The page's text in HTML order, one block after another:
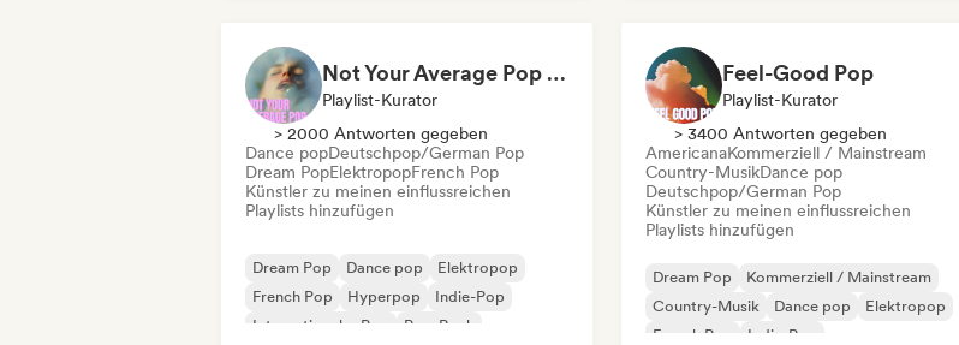
Not Your Average Pop 🛸 Art Pop, Alt-Pop & Indie Pop
Playlist-Kurator
> 2000 Antworten gegeben
Dance popDeutschpop/German Pop
Dream PopElektropopFrench Pop
Künstler zu meinen einflussreichen
Playlists hinzufügen
Dream Pop Dance pop
Elektropop
French Pop
Hyperpop
Indie-Pop
Internationaler Pop
Pop-Rock
Feel-Good Pop
Playlist-Kurator
> 3400 Antworten gegeben
AmericanaKommerziell / Mainstream
Country-MusikDance pop
Deutschpop/German Pop
Künstler zu meinen einflussreichen
Playlists hinzufügen
Dream Pop
Kommerziell / Mainstream
Country-Musik
Dance pop
Elektropop
French Pop
Indie-Pop